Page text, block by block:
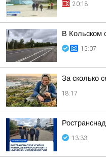
20:18
В Кольском
15:07
За сколько
18:17
13:33